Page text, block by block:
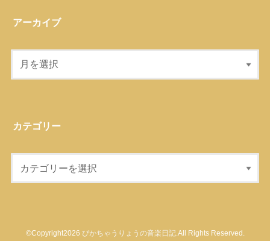
アーカイブ
カテゴリー
©Copyright2026 ぴかちゃうりょうの音楽日記.All Rights Reserved.